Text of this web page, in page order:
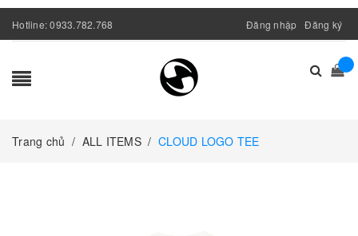
Hotline:0933.782.768 Đăng nhập Đăng ký
Trang chủ / ALL ITEMS / CLOUD LOGO TEE